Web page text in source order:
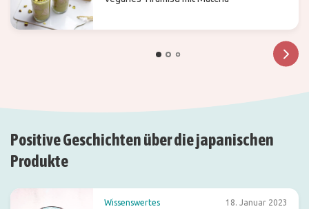
Positive Geschichten über die japanischen
Produkte
Wissenswertes 18. Januar 2023